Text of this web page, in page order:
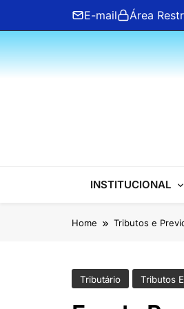
content
E-mail Área
ANFIP
INSTITUCIONAL
Home Tributos e
Tributário Tributos